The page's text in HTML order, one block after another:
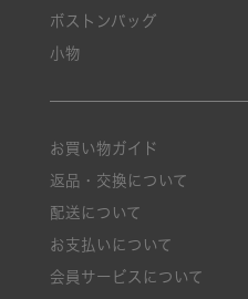
ボストンバッグ
小物
お買い物ガイド
返品・交換について
配送について
お支払いについて
会員サービスについて